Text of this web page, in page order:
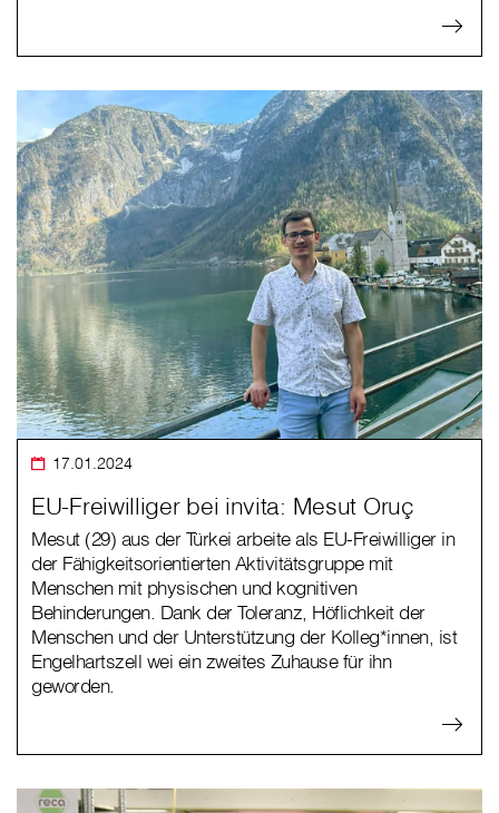
17.01.2024
EU-Freiwilliger bei invita: Mesut Oruç
Mesut (29) aus der Türkei arbeite als EU-Freiwilliger in
der Fähigkeitsorientierten Aktivitätsgruppe mit
Menschen mit physischen und kognitiven
Behinderungen. Dank der Toleranz, Höflichkeit der
Menschen und der Unterstützung der Kolleg*innen, ist
Engelhartszell wei ein zweites Zuhause für ihn
geworden.